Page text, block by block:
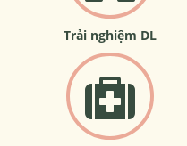
Trải nghiệm DL